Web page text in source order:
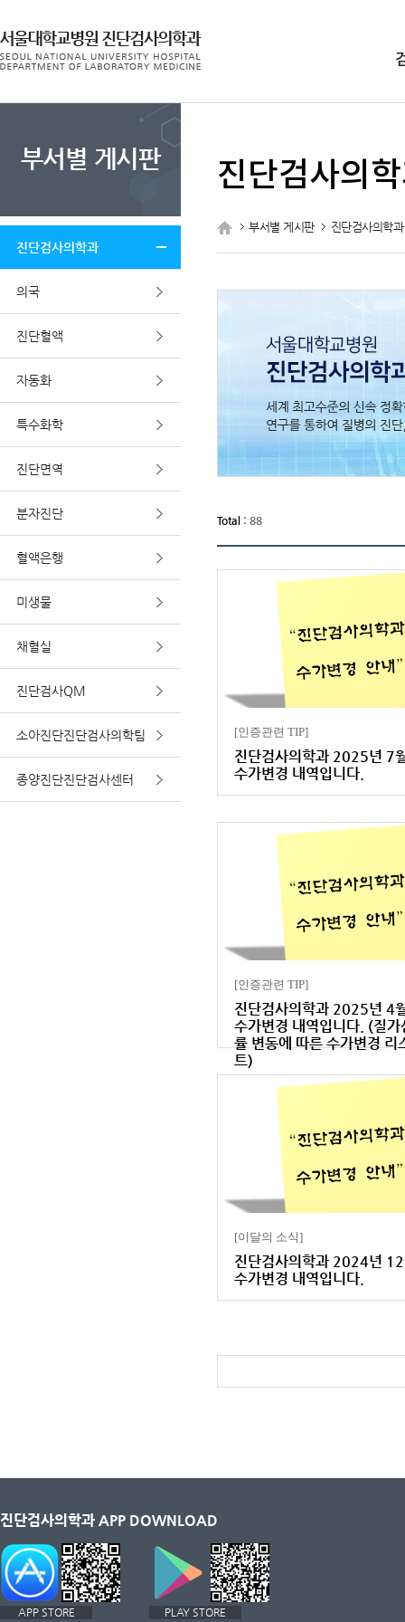
부서별 게시판
진단검사의학과
의국
진단혈액
자동화
특수화학
진단면역
분자진단
혈액은행
미생물
채혈실
진단검사QM
소아진단진단검사의학팀
종양진단진단검사센터
진단검사의
부서별 게시판 진단검사의학과
Total : 88
[인증관련 TIP]
진단검사의학과 2025년 7
수가변경 내역입니다.
[인증관련 TIP]
진단검사의학과 2025년 4
수가변경 내역입니다. (질가
률 변동에 따른 수가변경 리
트)
[이달의 소식]
진단검사의학과 2024년
수가변경 내역입니다.
진단검사의학과 APP DOWNLOAD
APP STORE PLAY STORE